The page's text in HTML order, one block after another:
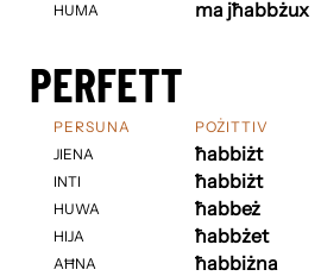
HUMA
ma jħabbżux
PERFETT
PERSUNA
JIENA
INTI
HUWA
HIJA
AĦNA
POŻITTIV
ħabbiżt
ħabbiżt
ħabbeż
ħabbżet
ħabbiżna